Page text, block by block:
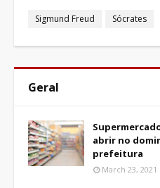
Sigmund Freud Sócrates
Geral
abrir no
prefeitura
March 23, 2021